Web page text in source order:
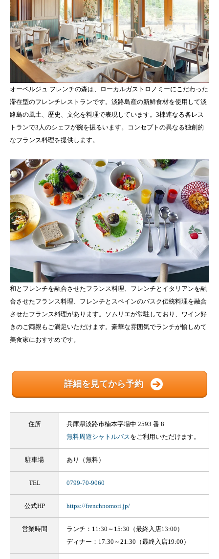
オーベルジュ フレンチの森は、ローカルガストロノミーにこだわった
滞在型のフレンチレストランです。淡路島産の新鮮食材を使用して淡
路島の風土、歴史、文化を料理で表現しています。3棟連なる各レス
トランで3人のシェフが腕を振るいます。コンセプトの異なる独創的
なフランス料理を提供します。
和とフレンチを融合させたフランス料理、フレンチとイタリアンを融
合させたフランス料理、フレンチとスペインのバスク伝統料理を融合
させたフランス料理があります。ソムリエが常駐しており、ワイン好
きのご両親もご満足いただけます。豪華な雰囲気でランチが愉しめて
美食家におすすめです。
詳細を見てから予約
住所
兵庫県淡路市楠本字場中 2593 番 8
無料周遊シャトルバス をご利用いただけます。
駐車場 あり（無料）
TEL 0799-70-9060
公式HP https://frenchnomori.jp/
営業時間
ランチ：11:30～15:30（最終入店13:00）
ディナー：17:30～21:30（最終入店19:00）